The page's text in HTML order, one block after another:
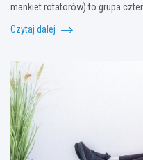
mankiet rotatorów) to grupa
Czytaj dalej